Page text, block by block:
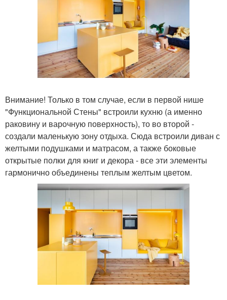
Внимание! Только в том случае, если в первой нише
"Функциональной Стены" встроили кухню (а именно
раковину и варочную поверхность), то во второй -
создали маленькую зону отдыха. Сюда встроили диван с
желтыми подушками и матрасом, а также боковые
открытые полки для книг и декора - все эти элементы
гармонично объединены теплым желтым цветом.